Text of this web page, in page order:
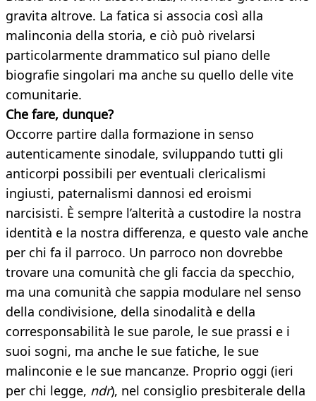
gravita altrove. La fatica si associa così alla
malinconia della storia, e ciò può rivelarsi
particolarmente drammatico sul piano delle
biografie singolari ma anche su quello delle vite
comunitarie.
Che fare, dunque?
Occorre partire dalla formazione in senso
autenticamente sinodale, sviluppando tutti gli
anticorpi possibili per eventuali clericalismi
ingiusti, paternalismi dannosi ed eroismi
narcisisti. È sempre l’alterità a custodire la nostra
identità e la nostra differenza, e questo vale anche
per chi fa il parroco. Un parroco non dovrebbe
trovare una comunità che gli faccia da specchio,
ma una comunità che sappia modulare nel senso
della condivisione, della sinodalità e della
corresponsabilità le sue parole, le sue prassi e i
suoi sogni, ma anche le sue fatiche, le sue
malinconie e le sue mancanze. Proprio oggi (ieri
per chi legge, ndr), nel consiglio presbiterale della